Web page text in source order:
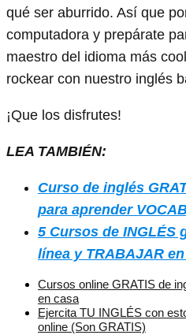
qué ser aburrido. Así que
computadora y prepárate
maestro del idioma más
rockear con nuestro inglés
¡Que los disfrutes!
LEA TAMBIÉN:
Curso de inglés
para aprender
5 Cursos de INGLÉS
línea y TRABAJAR
Cursos online GRATIS de
en casa
Ejercita TU INGLÉS con
online (Son GRATIS)